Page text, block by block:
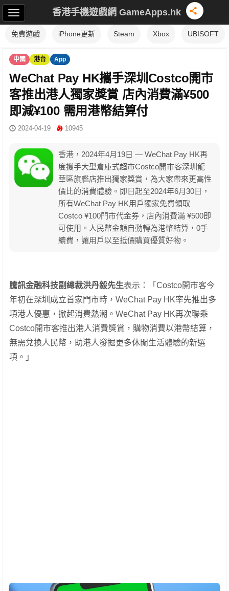
香港手機遊戲網 GameApps.hk
免費遊戲 iPhone更新 Steam Xbox UBISOFT
中國 港台 App
WeChat Pay HK攜手深圳Costco開市
客推出港人獨家獎賞 店內消費滿¥500
即減¥100 需用港幣結算付
2024-04-19 10945
香港，2024年4月19日 — WeChat Pay HK再
度攜手大型倉庫式超市Costco開市客深圳龍
華區旗艦店推出獨家獎賞，為大家帶來更高性
價比的消費體驗。即日起至2024年6月30日，
所有WeChat Pay HK用戶獨家免費領取
Costco ¥100門市代金券，店內消費滿 ¥500即
可使用。人民幣金額自動轉為港幣結算，0手
續費，讓用戶以至抵價購買優質好物。
騰訊金融科技副總裁洪丹毅先生表示：「Costco開市客今
年初在深圳成立首家門市時，WeChat Pay HK率先推出多
項港人優惠，掀起消費熱潮。WeChat Pay HK再次聯乘
Costco開市客推出港人消費獎賞，購物消費以港幣結算，
無需兌換人民幣，助港人發掘更多休閒生活體驗的新選
項。」